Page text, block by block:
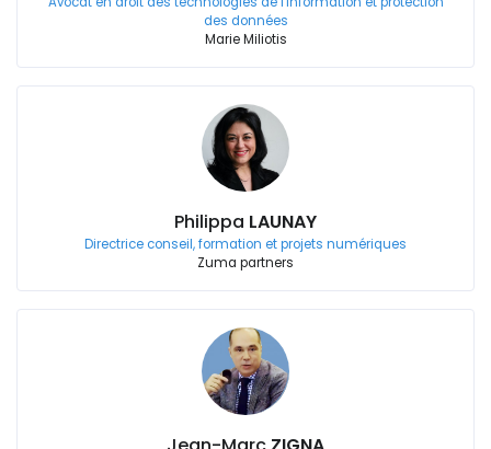
des données
Marie Miliotis
Philippa LAUNAY
Directrice conseil, formation et projets numériques
Zuma partners